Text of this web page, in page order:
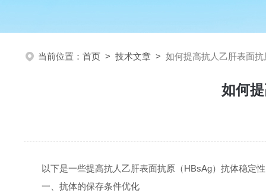
当前位置： 首页 > 技术文章 > 如何提高抗人乙肝表面
如何
以下是一些提高抗人乙肝表面抗原（HBsAg）抗体稳定
一、抗体的保存条件优化